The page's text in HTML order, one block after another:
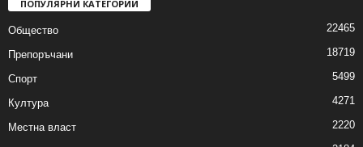
ПОПУЛЯРНИ КАТЕГОРИИ
Общество 22465
Препоръчани 18719
Спорт 5499
Култура 4271
Местна власт 2220